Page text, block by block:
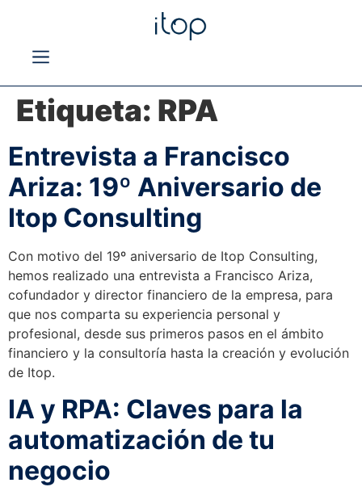
Etiqueta: RPA
Entrevista a Francisco
Ariza: 19º Aniversario de
Itop Consulting
Con motivo del 19º aniversario de Itop Consulting,
hemos realizado una entrevista a Francisco Ariza,
cofundador y director financiero de la empresa, para
que nos comparta su experiencia personal y
profesional, desde sus primeros pasos en el ámbito
financiero y la consultoría hasta la creación y evolución
de Itop.
IA y RPA: Claves para la
automatización de tu
negocio